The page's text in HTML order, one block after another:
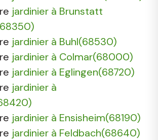
jardinier à Brunstatt
jardinier à Buhl(68530)
jardinier à Colmar(68000)
jardinier à Eglingen(68720)
jardinier à
jardinier à Ensisheim(68190)
jardinier à Feldbach(68640)